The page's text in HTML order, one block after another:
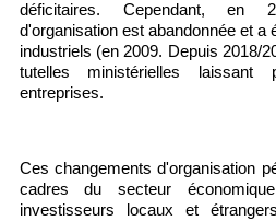
déficitaires. Cependant, en
d'organisation est abandonnée et a
industriels (en 2009. Depuis 2018/
tutelles ministérielles
entreprises.
Ces changements d'organisation
cadres du secteur
investisseurs locaux et